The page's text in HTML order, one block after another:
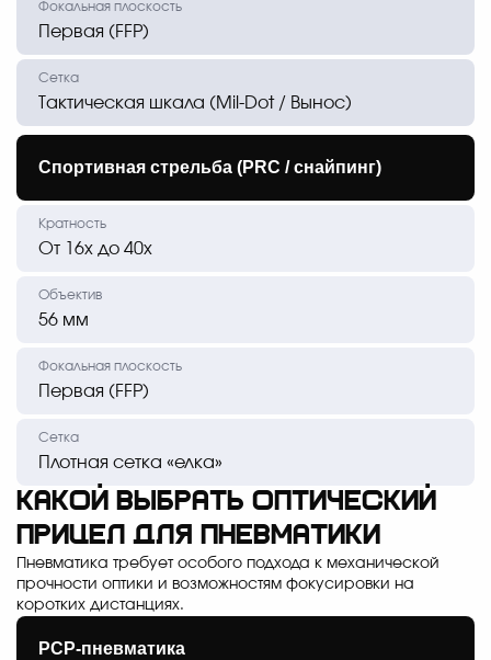
Первая (FFP)
Тактическая шкала (Mil-Dot / Вынос)
Спортивная стрельба (PRC / снайпинг)
От 16х до 40х
56 мм
Первая (FFP)
Плотная сетка «елка»
Какой выбрать оптический
прицел для пневматики
Пневматика требует особого подхода к механической
прочности оптики и возможностям фокусировки на
коротких дистанциях.
РСР-пневматика